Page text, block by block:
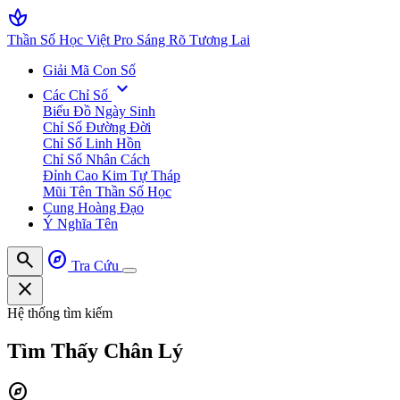
spa
Thần Số Học Việt Pro Sáng Rõ Tương Lai
Giải Mã Con Số
Các Chỉ Số expand_more
Biểu Đồ Ngày Sinh
Chỉ Số Đường Đời
Chỉ Số Linh Hồn
Chỉ Số Nhân Cách
Đỉnh Cao Kim Tự Tháp
Mũi Tên Thần Số Học
Cung Hoàng Đạo
Ý Nghĩa Tên
search explore Tra Cứu
close
Hệ thống tìm kiếm
Tìm Thấy Chân Lý
explore